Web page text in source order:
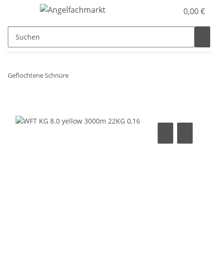
0,00 €
Geflochtene Schnüre